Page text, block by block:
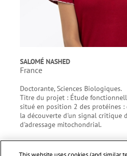
SALOMÉ NASHED
France
Doctorante, Sciences Biologiques.
Titre du projet : Étude
situé en position 2 des protéines :
la découverte d'un signal critique
d'adressage mitochondrial.